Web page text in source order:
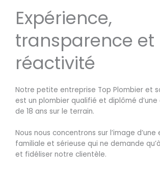
Expérience,
transparence et
réactivité
Notre petite entreprise Top Plombier et
est un plombier qualifié et diplômé d’une
de 18 ans sur le terrain.
Nous nous concentrons sur l’image
familiale et sérieuse qui ne demande
et fidéliser notre clientèle.